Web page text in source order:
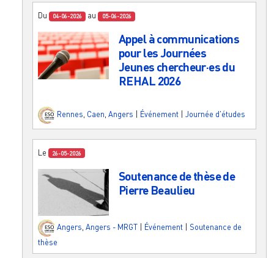
Du 04-06-2026 au 05-06-2026
Appel à communications
pour les Journées
Jeunes chercheur·es du
REHAL 2026
Rennes Caen Angers Événement Journée d'études
Le 26-05-2026
Soutenance de thèse de
Pierre Beaulieu
Angers, Angers - MRGT Événement
Soutenance de
thèse